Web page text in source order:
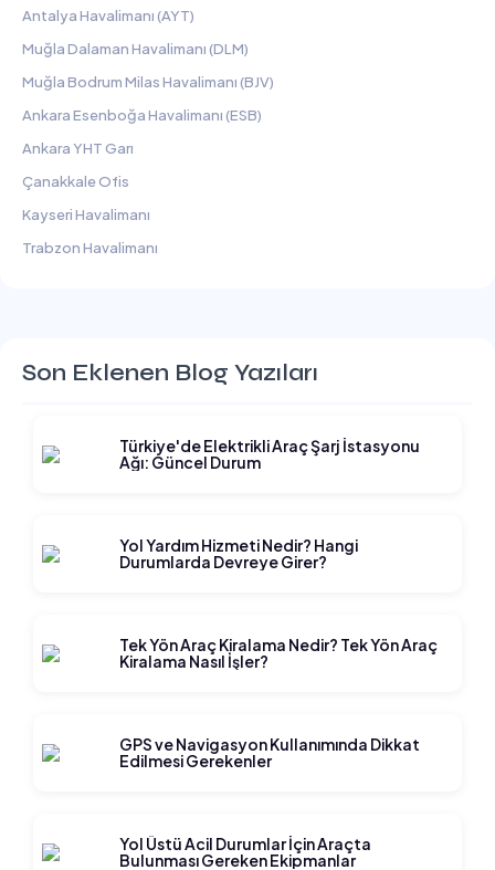
Antalya Havalimanı (AYT)
Muğla Dalaman Havalimanı (DLM)
Muğla Bodrum Milas Havalimanı (BJV)
Ankara Esenboğa Havalimanı (ESB)
Ankara YHT Garı
Çanakkale Ofis
Kayseri Havalimanı
Trabzon Havalimanı
Son Eklenen Blog Yazıları
Türkiye'de Elektrikli Araç Şarj İstasyonu
Ağı: Güncel Durum
Yol Yardım Hizmeti Nedir? Hangi
Durumlarda Devreye Girer?
Tek Yön Araç Kiralama Nedir? Tek Yön Araç
Kiralama Nasıl İşler?
GPS ve Navigasyon Kullanımında Dikkat
Edilmesi Gerekenler
Yol Üstü Acil Durumlar İçin Araçta
Bulunması Gereken Ekipmanlar